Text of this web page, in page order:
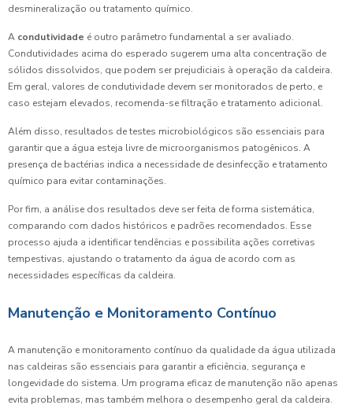
desmineralização ou tratamento químico.
A condutividade é outro parâmetro fundamental a ser avaliado.
Condutividades acima do esperado sugerem uma alta concentração de
sólidos dissolvidos, que podem ser prejudiciais à operação da caldeira.
Em geral, valores de condutividade devem ser monitorados de perto, e
caso estejam elevados, recomenda-se filtração e tratamento adicional.
Além disso, resultados de testes microbiológicos são essenciais para
garantir que a água esteja livre de microorganismos patogênicos. A
presença de bactérias indica a necessidade de desinfecção e tratamento
químico para evitar contaminações.
Por fim, a análise dos resultados deve ser feita de forma sistemática,
comparando com dados históricos e padrões recomendados. Esse
processo ajuda a identificar tendências e possibilita ações corretivas
tempestivas, ajustando o tratamento da água de acordo com as
necessidades específicas da caldeira.
Manutenção e Monitoramento Contínuo
A manutenção e monitoramento contínuo da qualidade da água utilizada
nas caldeiras são essenciais para garantir a eficiência, segurança e
longevidade do sistema. Um programa eficaz de manutenção não apenas
evita problemas, mas também melhora o desempenho geral da caldeira.